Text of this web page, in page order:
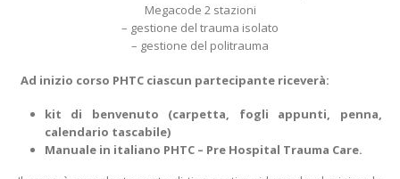
Megacode 2 stazioni
– gestione del trauma isolato
– gestione del politrauma
Ad inizio corso PHTC ciascun partecipante riceverà:
kit di benvenuto (carpetta, fogli appunti, penna,
calendario tascabile)
Manuale in italiano PHTC – Pre Hospital Trauma Care.